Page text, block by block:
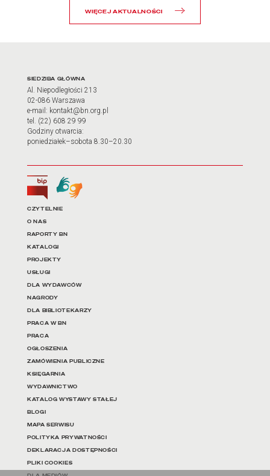
WIĘCEJ AKTUALNOŚCI
Adres oraz godziny
SIEDZIBA GŁÓWNA
Al. Niepodległości 213
02-086 Warszawa
e-mail: kontakt@bn.org.pl
tel. (22) 608 29 99
Godziny otwarcia:
poniedziałek–sobota 8.30–20.30
Biuletyn Informacji Publicznej
Tłumacz języka migowego
Linki do najważniejszych
CZYTELNIE
O NAS
RAPORTY BN
KATALOGI
PROJEKTY
USŁUGI
DLA WYDAWCÓW
NAGRODY
DLA BIBLIOTEKARZY
PRACA W BN
PRACA
OGŁOSZENIA
ZAMÓWIENIA PUBLICZNE
KSIĘGARNIA
WYDAWNICTWO
KATALOG WYSTAWY STAŁEJ
BLOGI
MAPA SERWISU
POLITYKA PRYWATNOŚCI
DEKLARACJA DOSTĘPNOŚCI
PLIKI COOKIES